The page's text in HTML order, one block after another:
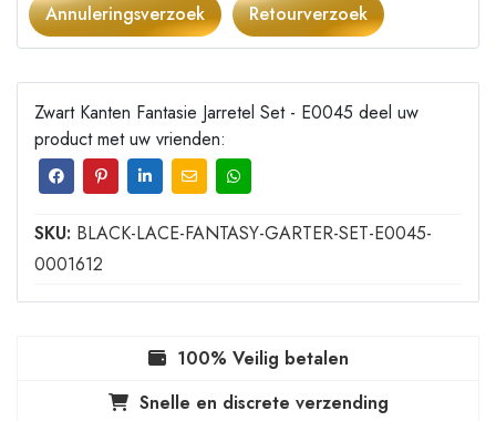
Annuleringsverzoek Retourverzoek
Zwart Kanten Fantasie Jarretel Set - E0045 deel uw
product met uw vrienden:
SKU: BLACK-LACE-FANTASY-GARTER-SET-E0045-
0001612
100% Veilig betalen
Snelle en discrete verzending